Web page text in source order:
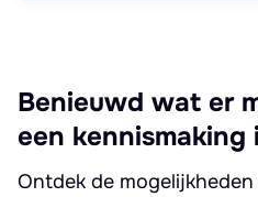
Benieuwd wat er
een kennismaking
Ontdek de